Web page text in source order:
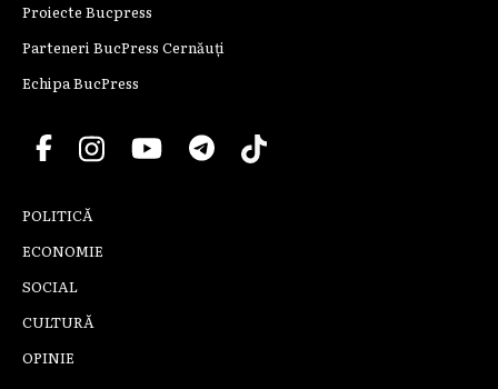
Proiecte Bucpress
Parteneri BucPress Cernăuți
Echipa BucPress
POLITICĂ
ECONOMIE
SOCIAL
CULTURĂ
OPINIE